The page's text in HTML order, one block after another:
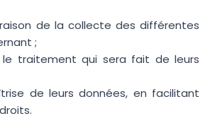
de la collecte des différentes
;
le traitement qui sera fait de leurs
de leurs données, en facilitant